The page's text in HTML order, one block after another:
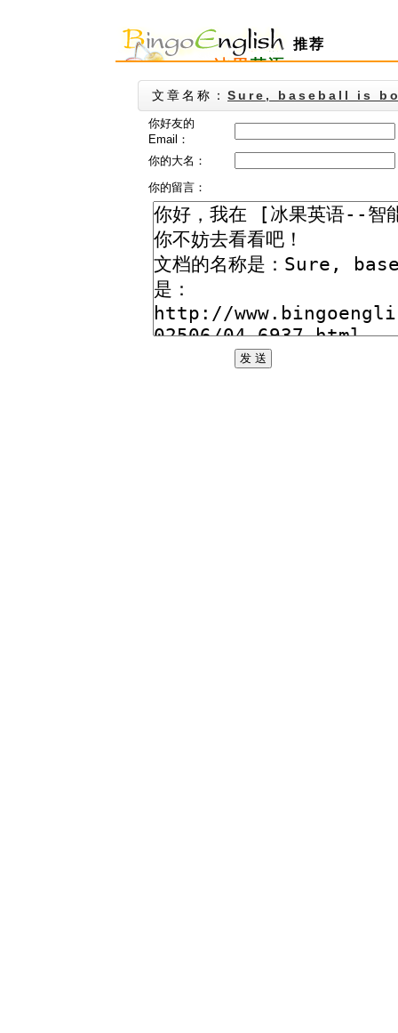
推荐
文章名称： Sure, baseball is
你好友的
Email：
你的大名：
你的留言：